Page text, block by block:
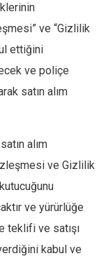
ve “Gizlilik
ettiğini
ve poliçe
satın alım
alım
ve Gizlilik
ve yürürlüğe
teklifi ve satışı
kabul ve